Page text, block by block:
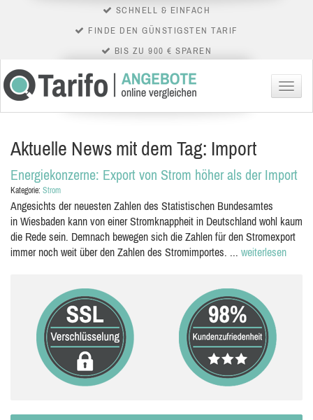
SCHNELL & EINFACH
FINDE DEN GÜNSTIGSTEN TARIF
BIS ZU 900 € SPAREN
Menü
Aktuelle News mit dem Tag: Import
Energiekonzerne: Export von Strom höher als der Import
Kategorie: Strom
Angesichts der neuesten Zahlen des Statistischen Bundesamtes
in Wiesbaden kann von einer Stromknappheit in Deutschland wohl kaum
die Rede sein. Demnach bewegen sich die Zahlen für den Stromexport
immer noch weit über den Zahlen des Stromimportes. ... weiterlesen